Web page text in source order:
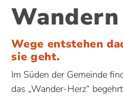
Wandern
Wege entstehen
sie geht.
Im Süden der Gemeinde
das „Wander-Herz“